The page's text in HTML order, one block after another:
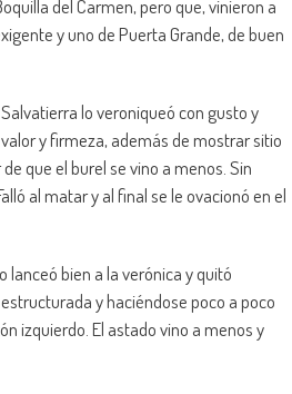
del Carmen, pero que, vinieron a
y uno de Puerta Grande, de buen
lo veroniqueó con gusto y
y firmeza, además de mostrar sitio
que el burel se vino a menos. Sin
al matar y al final se le ovacionó en el
lanceó bien a la verónica y quitó
y haciéndose poco a poco
izquierdo. El astado vino a menos y